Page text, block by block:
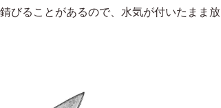
びることがあるので、水気が付いたまま放